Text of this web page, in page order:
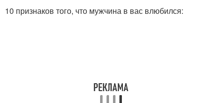
10 признаков того, что мужчина в вас влюбился: